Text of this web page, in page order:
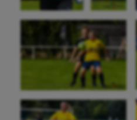
Crossfit
Cyclisme
Danse
Equitation
Escalade